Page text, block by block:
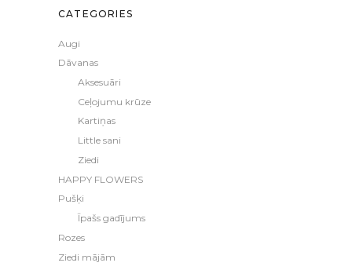
CATEGORIES
Augi
Dāvanas
Aksesuāri
Ceļojumu krūze
Kartiņas
Little sani
Ziedi
HAPPY FLOWERS
Pušķi
Īpašs gadījums
Rozes
Ziedi mājām